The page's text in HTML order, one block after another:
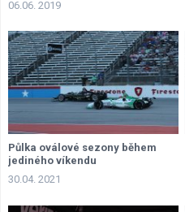
06.06. 2019
Půlka oválové sezony během
jediného víkendu
30.04. 2021